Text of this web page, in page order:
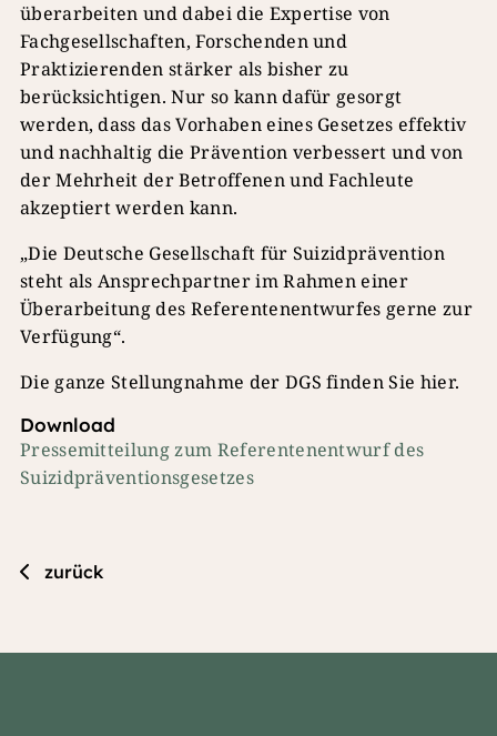
überarbeiten und dabei die Expertise von
Fachgesellschaften, Forschenden und
Praktizierenden stärker als bisher zu
berücksichtigen. Nur so kann dafür gesorgt
werden, dass das Vorhaben eines Gesetzes effektiv
und nachhaltig die Prävention verbessert und von
der Mehrheit der Betroffenen und Fachleute
akzeptiert werden kann.
„Die Deutsche Gesellschaft für Suizidprävention
steht als Ansprechpartner im Rahmen einer
Überarbeitung des Referentenentwurfes gerne zur
Verfügung“.
Die ganze Stellungnahme der DGS finden Sie hier.
Download
Pressemitteilung zum Referentenentwurf des
Suizidpräventionsgesetzes
zurück